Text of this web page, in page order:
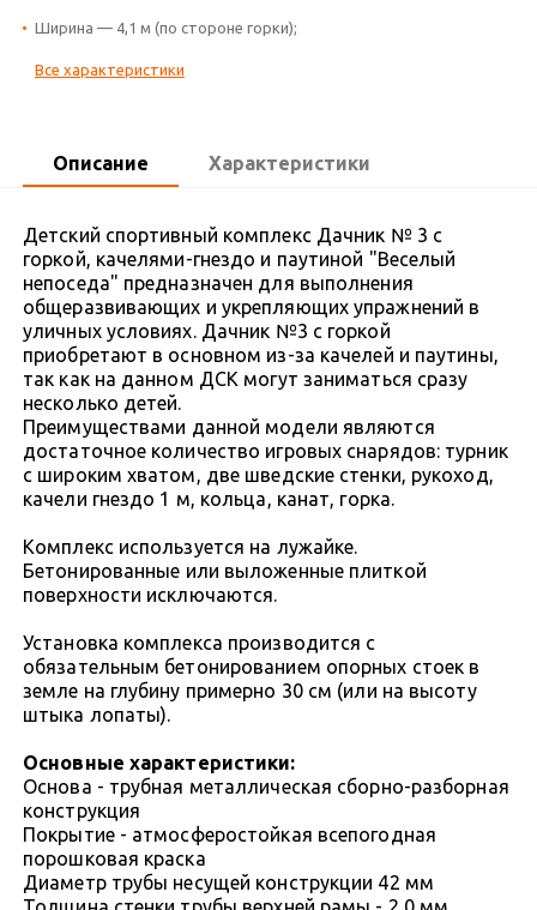
Ширина — 4,1 м (по стороне горки);
Все характеристики
Описание Характеристики
Детский спортивный комплекс Дачник № 3 с
горкой, качелями-гнездо и паутиной "Веселый
непоседа" предназначен для выполнения
общеразвивающих и укрепляющих упражнений в
уличных условиях. Дачник №3 с горкой
приобретают в основном из-за качелей и паутины,
так как на данном ДСК могут заниматься сразу
несколько детей.
Преимуществами данной модели являются
достаточное количество игровых снарядов: турник
с широким хватом, две шведские стенки, рукоход,
качели гнездо 1 м, кольца, канат, горка.
Комплекс используется на лужайке.
Бетонированные или выложенные плиткой
поверхности исключаются.
Установка комплекса производится с
обязательным бетонированием опорных стоек в
земле на глубину примерно 30 см (или на высоту
штыка лопаты).
Основные характеристики:
Основа - трубная металлическая сборно-разборная
конструкция
Покрытие - атмосферостойкая всепогодная
порошковая краска
Диаметр трубы несущей конструкции 42 мм